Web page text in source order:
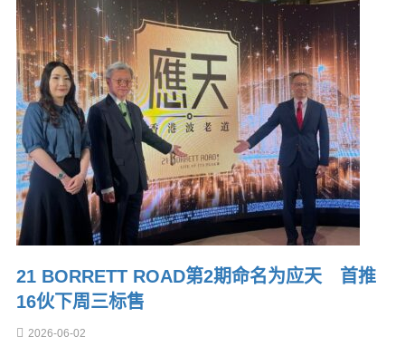
21 BORRETT ROAD第2期命名为应天 首推
16伙下周三标售
2026-06-02